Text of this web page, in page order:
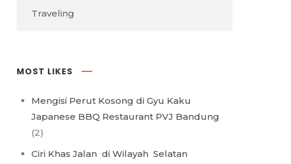
Traveling
MOST LIKES
Mengisi Perut Kosong di Gyu Kaku
Japanese BBQ Restaurant PVJ Bandung
(2)
Ciri Khas Jalan di Wilayah Selatan